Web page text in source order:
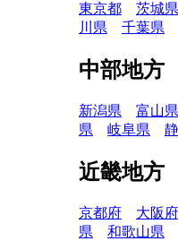
東京都 茨城県
川県
千葉県
中部地方
新潟県 富山県
県
岐阜県
近畿地方
京都府 大阪府
県
和歌山県